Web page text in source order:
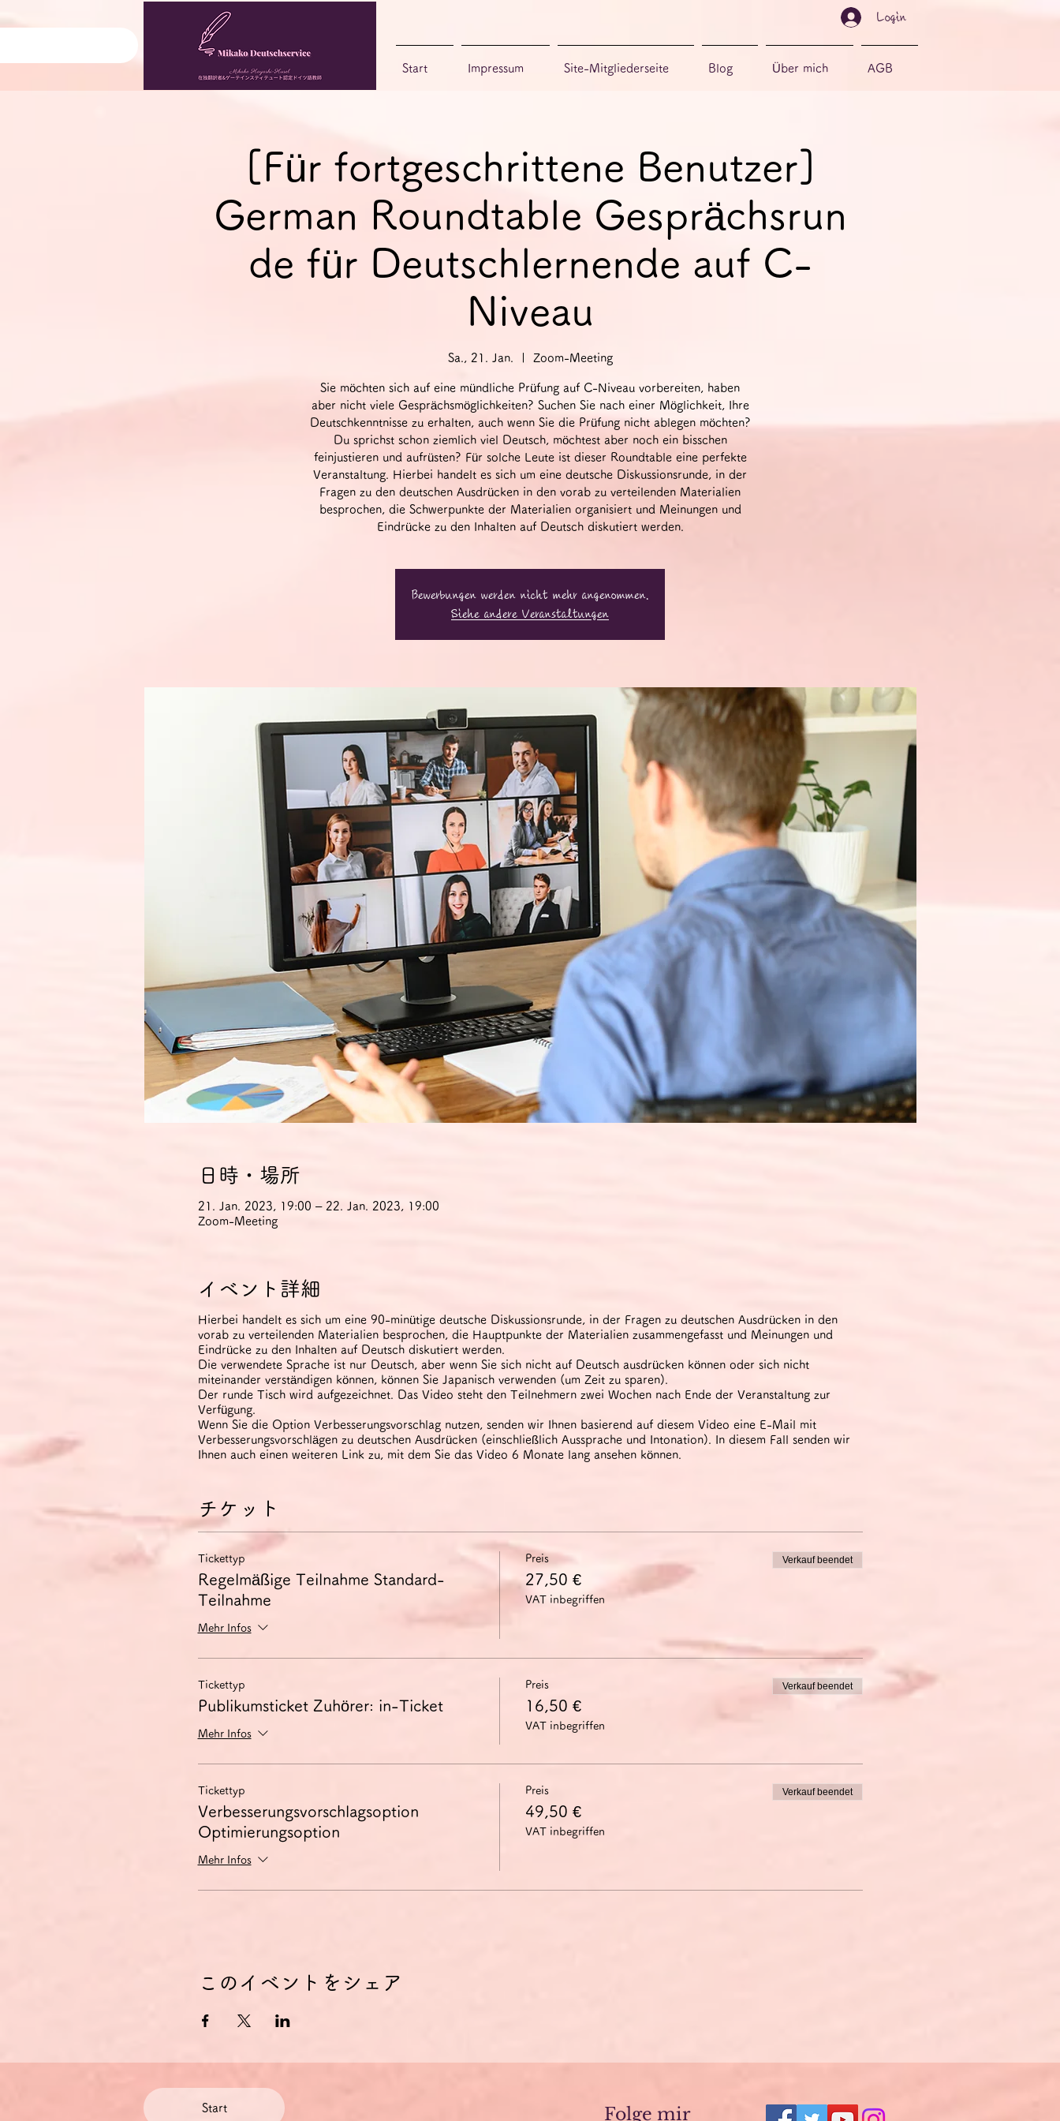
[Für fortgeschrittene Benutzer]
German Roundtable Gesprächsrun
de für Deutschlernende auf C-
Niveau
Sa., 21. Jan. Zoom-Meeting
Sie möchten sich auf eine mündliche Prüfung auf C-Niveau vorbereiten, haben
aber nicht viele Gesprächsmöglichkeiten? Suchen Sie nach einer Möglichkeit, Ihre
Deutschkenntnisse zu erhalten, auch wenn Sie die Prüfung nicht ablegen möchten?
Du sprichst schon ziemlich viel Deutsch, möchtest aber noch ein bisschen
feinjustieren und aufrüsten? Für solche Leute ist dieser Roundtable eine perfekte
Veranstaltung. Hierbei handelt es sich um eine deutsche Diskussionsrunde, in der
Fragen zu den deutschen Ausdrücken in den vorab zu verteilenden Materialien
besprochen, die Schwerpunkte der Materialien organisiert und Meinungen und
Eindrücke zu den Inhalten auf Deutsch diskutiert werden.
Bewerbungen werden nicht mehr angenommen.
Siehe andere Veranstaltungen
日時・場所
21. Jan. 2023, 19:00 – 22. Jan. 2023, 19:00
Zoom-Meeting
イベント詳細
Hierbei handelt es sich um eine 90-minütige deutsche Diskussionsrunde, in der Fragen zu deutschen Ausdrücken in den
vorab zu verteilenden Materialien besprochen, die Hauptpunkte der Materialien zusammengefasst und Meinungen und
Eindrücke zu den Inhalten auf Deutsch diskutiert werden.
Die verwendete Sprache ist nur Deutsch, aber wenn Sie sich nicht auf Deutsch ausdrücken können oder sich nicht
miteinander verständigen können, können Sie Japanisch verwenden (um Zeit zu sparen).
Der runde Tisch wird aufgezeichnet. Das Video steht den Teilnehmern zwei Wochen nach Ende der Veranstaltung zur
Verfügung.
Wenn Sie die Option Verbesserungsvorschlag nutzen, senden wir Ihnen basierend auf diesem Video eine E-Mail mit
Verbesserungsvorschlägen zu deutschen Ausdrücken (einschließlich Aussprache und Intonation). In diesem Fall senden wir
Ihnen auch einen weiteren Link zu, mit dem Sie das Video 6 Monate lang ansehen können.
チケット
Tickettyp
Regelmäßige Teilnahme Standard-
Teilnahme
Mehr Infos
Preis
27,50 €
VAT inbegriffen
Verkauf beendet
Tickettyp
Publikumsticket Zuhörer: in-Ticket
Mehr Infos
Preis
16,50 €
VAT inbegriffen
Verkauf beendet
Tickettyp
Verbesserungsvorschlagsoption
Optimierungsoption
Mehr Infos
Preis
49,50 €
VAT inbegriffen
Verkauf beendet
このイベントをシェア
Start Impressum Site-Mitgliederseite Blog Über mich AGB
Login
Start Folge mir